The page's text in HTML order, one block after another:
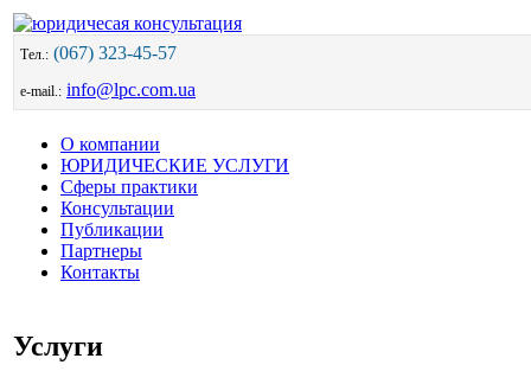
Тел.: (067) 323-45-57
e-mail.: info@lpc.com.ua
О компании
ЮРИДИЧЕСКИЕ УСЛУГИ
Сферы практики
Консультации
Публикации
Партнеры
Контакты
Услуги